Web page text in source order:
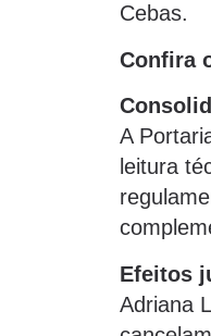
Cebas.
Confira
A
leitura
Efeitos
Adriana